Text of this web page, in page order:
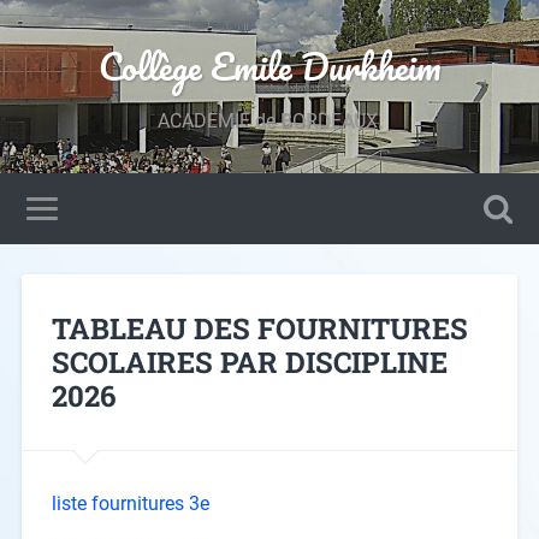
Collège Emile Durkheim
ACADEMIE de BORDEAUX.
TABLEAU DES FOURNITURES
SCOLAIRES PAR DISCIPLINE
2026
liste fournitures 3e